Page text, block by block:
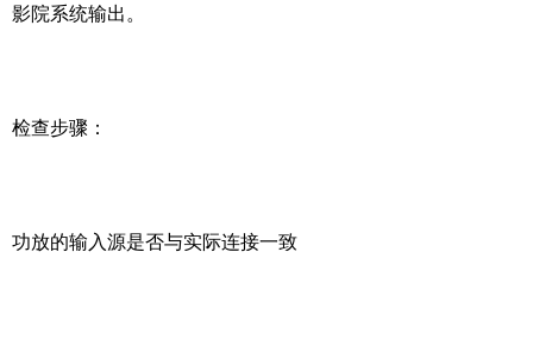
影院系统输出。
检查步骤：
功放的输入源是否与实际连接一致